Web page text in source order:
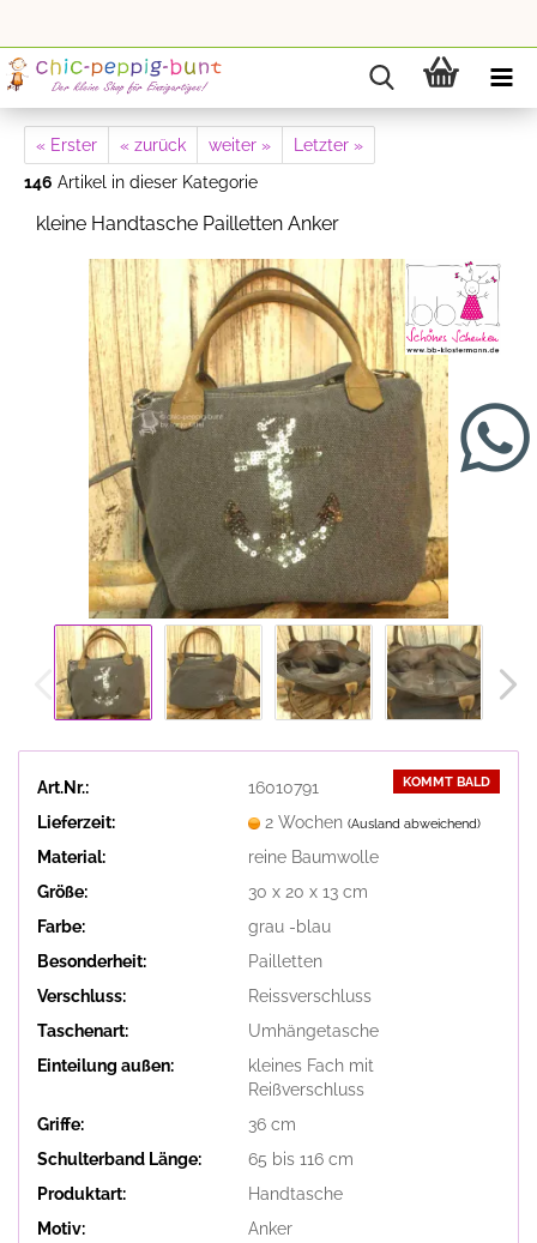
« Erster « zurück weiter »
Letzter »
146 Artikel in dieser Kategorie
kleine Handtasche Pailletten Anker
KOMMT BALD
Art.Nr.:
16010791
Lieferzeit:
2 Wochen (Ausland abweichend)
Material:
reine Baumwolle
Größe:
30 x 20 x 13 cm
Farbe:
grau -blau
Besonderheit:
Pailletten
Verschluss:
Reissverschluss
Taschenart:
Umhängetasche
Einteilung außen:
kleines Fach mit
Reißverschluss
Griffe:
36 cm
Schulterband Länge:
65 bis 116 cm
Produktart:
Handtasche
Motiv:
Anker